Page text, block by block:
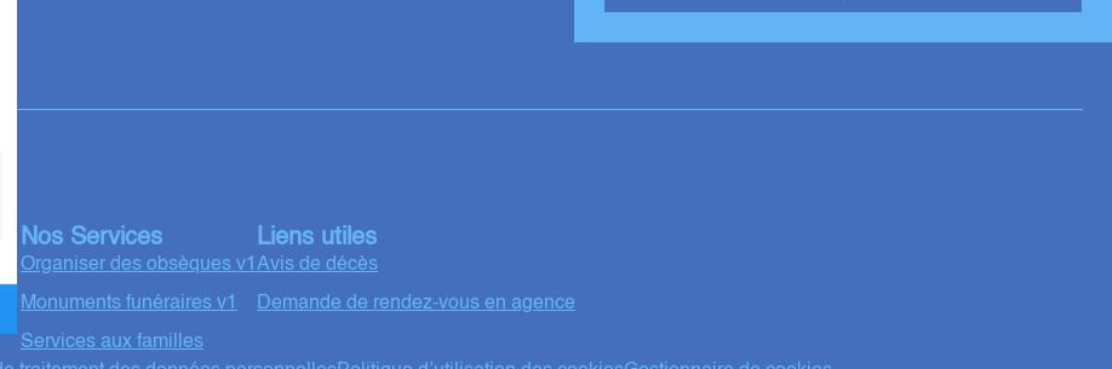
Nos Services
Organiser des obsèques v1
Monuments funéraires v1
Services aux familles
Liens utiles
Avis de décès
Demande de rendez-vous en agence